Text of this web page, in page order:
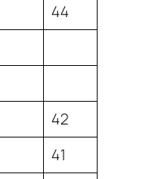
44
42
41